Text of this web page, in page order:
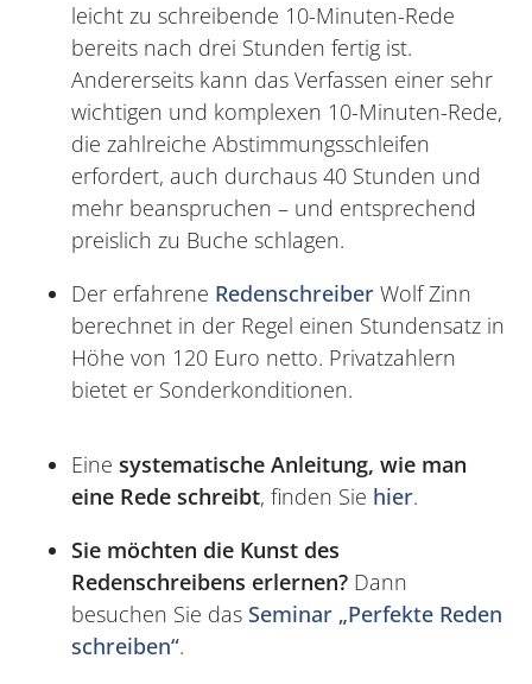
leicht zu schreibende 10-Minuten-Rede
bereits nach drei Stunden fertig ist.
Andererseits kann das Verfassen einer sehr
wichtigen und komplexen 10-Minuten-Rede,
die zahlreiche Abstimmungsschleifen
erfordert, auch durchaus 40 Stunden und
mehr beanspruchen – und entsprechend
preislich zu Buche schlagen.
Der erfahrene Redenschreiber Wolf Zinn
berechnet in der Regel einen Stundensatz in
Höhe von 120 Euro netto. Privatzahlern
bietet er Sonderkonditionen.
Eine systematische Anleitung, wie man
eine Rede schreibt, finden Sie hier.
Sie möchten die Kunst des
Redenschreibens erlernen? Dann
besuchen Sie das Seminar „Perfekte Reden
schreiben“.